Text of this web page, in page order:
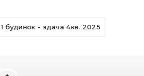
1 будинок - здача 4кв. 2025